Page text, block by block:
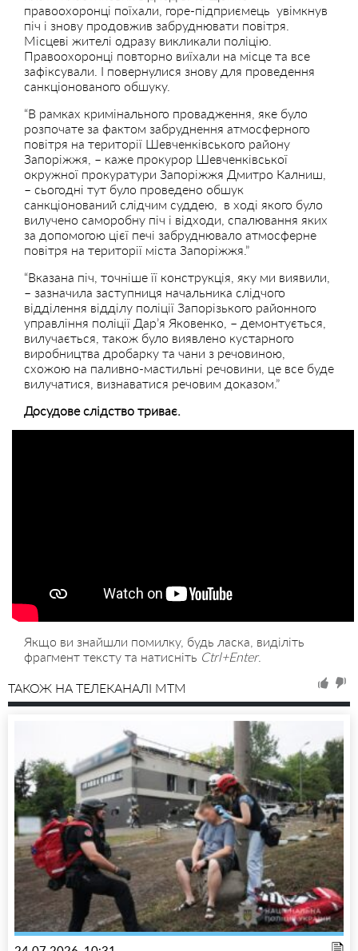
правоохоронці поїхали, горе-підприємець увімкнув
піч і знову продовжив забруднювати повітря.
Місцеві жителі одразу викликали поліцію.
Правоохоронці повторно виїхали на місце та все
зафіксували. І повернулися знову для проведення
санкціонованого обшуку.
“В рамках кримінального провадження, яке було
розпочате за фактом забруднення атмосферного
повітря на території Шевченківського району
Запоріжжя, – каже прокурор Шевченківської
окружної прокуратури Запоріжжя Дмитро Калниш,
– сьогодні тут було проведено обшук
санкціонований слідчим суддею, в ході якого було
вилучено саморобну піч і відходи, спалювання яких
за допомогою цієї печі забруднювало атмосферне
повітря на території міста Запоріжжя.”
“Вказана піч, точніше її конструкція, яку ми виявили,
– зазначила заступниця начальника слідчого
відділення відділу поліції Запорізького районного
управління поліції Дар’я Яковенко, – демонтується,
вилучається, також було виявлено кустарного
виробництва дробарку та чани з речовиною,
схожою на паливно-мастильні речовини, це все буде
вилучатися, визнаватися речовим доказом.”
Досудове слідство триває.
Якщо ви знайшли помилку, будь ласка, виділіть
фрагмент тексту та натисніть Ctrl+Enter.
ТАКОЖ НА ТЕЛЕКАНАЛІ MTM